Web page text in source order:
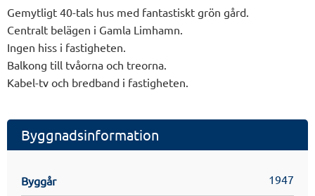
Gemytligt 40-tals hus med fantastiskt grön gård.
Centralt belägen i Gamla Limhamn.
Ingen hiss i fastigheten.
Balkong till tvåorna och treorna.
Kabel-tv och bredband i fastigheten.
Byggnadsinformation
Byggår 1947